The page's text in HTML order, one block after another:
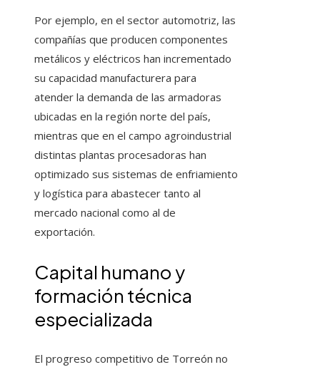
Por ejemplo, en el sector automotriz, las
compañías que producen componentes
metálicos y eléctricos han incrementado
su capacidad manufacturera para
atender la demanda de las armadoras
ubicadas en la región norte del país,
mientras que en el campo agroindustrial
distintas plantas procesadoras han
optimizado sus sistemas de enfriamiento
y logística para abastecer tanto al
mercado nacional como al de
exportación.
Capital humano y
formación técnica
especializada
El progreso competitivo de Torreón no